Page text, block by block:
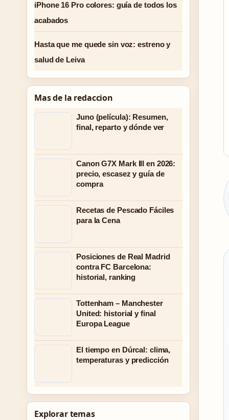
iPhone 16 Pro colores: guía de todos los
acabados
Hasta que me quede sin voz: estreno y
salud de Leiva
Mas de la redaccion
Juno (película): Resumen,
final, reparto y dónde ver
Canon G7X Mark III en 2026:
precio, escasez y guía de
compra
Recetas de Pescado Fáciles
para la Cena
Posiciones de Real Madrid
contra FC Barcelona:
historial, ranking
Tottenham – Manchester
United: historial y final
Europa League
El tiempo en Dúrcal: clima,
temperaturas y predicción
Explorar temas